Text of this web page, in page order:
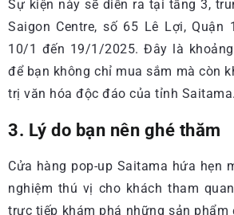
Sự kiện này sẽ diễn ra tại tầng 3,
Saigon Centre, số 65 Lê Lợi, Quận
10/1 đến 19/1/2025. Đây là
để bạn không chỉ mua sắm mà còn
trị văn hóa độc đáo của tỉnh Saitama.
3. Lý do bạn nên ghé thăm
Cửa hàng pop-up Saitama hứa hẹn
nghiệm thú vị cho khách tham
trực tiếp khám phá những sản phẩm